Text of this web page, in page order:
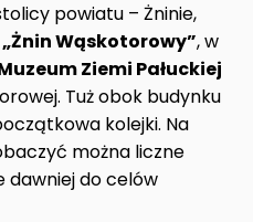
powiatu – Żninie,
„Żnin Wąskotorowy”, w
Ziemi Pałuckiej
Tuż obok budynku
kolejki. Na
można liczne
dawniej do celów